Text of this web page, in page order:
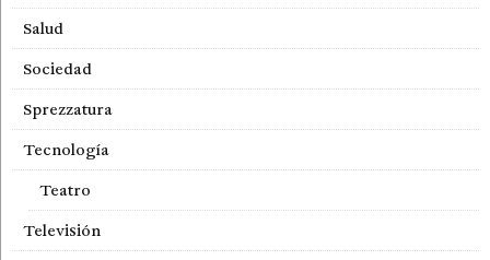
Salud
Sociedad
Sprezzatura
Tecnología
Teatro
Televisión